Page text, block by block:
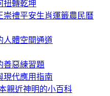
扭轉乾坤
崇禮平安生肖運籤農民曆
人體空間通道
善惡練習題
現代應用指南
親近神明的小百科